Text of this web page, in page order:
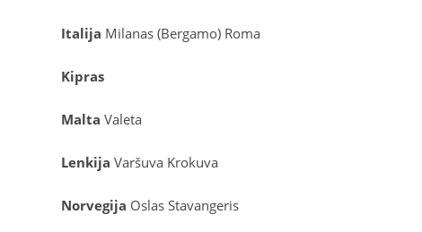
Italija Milanas (Bergamo) Roma
Kipras
Malta Valeta
Lenkija Varšuva Krokuva
Norvegija Oslas Stavangeris